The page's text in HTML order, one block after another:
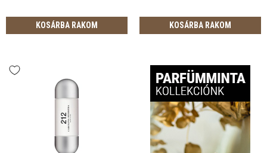
KOSÁRBA RAKOM KOSÁRBA RAKOM